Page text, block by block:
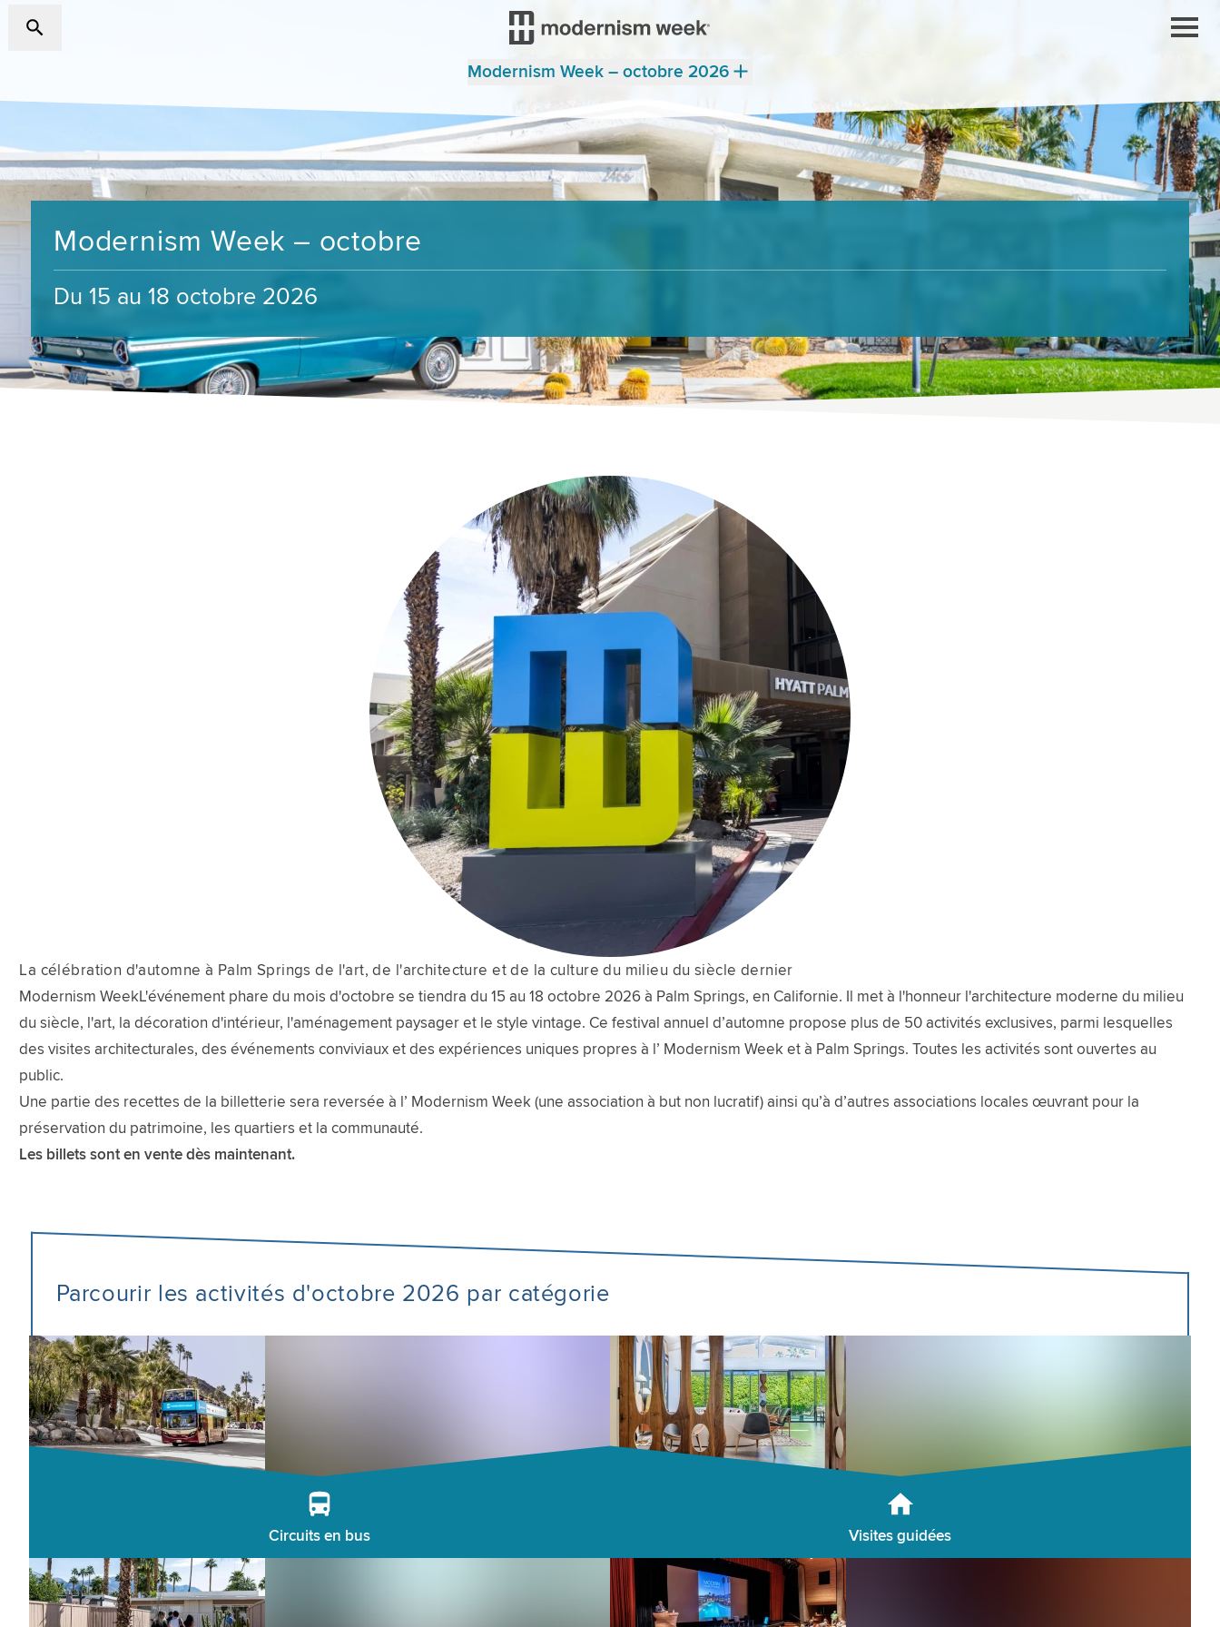
Modernism Week – octobre 2026
Modernism Week – octobre
Du 15 au 18 octobre 2026
La célébration d'automne à Palm Springs de l'art, de l'architecture et de la culture du milieu du siècle dernier
Modernism WeekL'événement phare du mois d'octobre se tiendra du 15 au 18 octobre 2026 à Palm Springs, en Californie. Il met à l'honneur l'architecture moderne du milieu
du siècle, l'art, la décoration d'intérieur, l'aménagement paysager et le style vintage. Ce festival annuel d’automne propose plus de 50 activités exclusives, parmi lesquelles
des visites architecturales, des événements conviviaux et des expériences uniques propres à l’ Modernism Week et à Palm Springs. Toutes les activités sont ouvertes au
public.
Une partie des recettes de la billetterie sera reversée à l’ Modernism Week (une association à but non lucratif) ainsi qu’à d’autres associations locales œuvrant pour la
préservation du patrimoine, les quartiers et la communauté.
Les billets sont en vente dès maintenant.
Parcourir les activités d'octobre 2026 par catégorie
Circuits en bus Visites guidées